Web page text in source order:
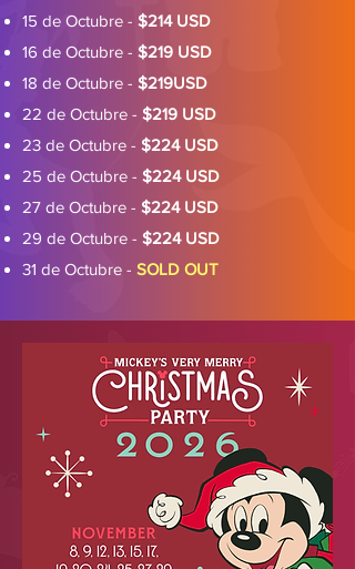
15 de Octubre - $214 USD
16 de Octubre - $219 USD
18 de Octubre - $219USD
22 de Octubre - $219 USD
23 de Octubre - $224 USD
25 de Octubre - $224 USD
27 de Octubre - $224 USD
29 de Octubre - $224 USD
31 de Octubre - SOLD OUT